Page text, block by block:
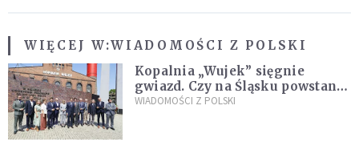
WIĘCEJ W:WIADOMOŚCI Z POLSKI
Kopalnia „Wujek” sięgnie
gwiazd. Czy na Śląsku powstanie
„Dolina Krzemowa”?
WIADOMOŚCI Z POLSKI